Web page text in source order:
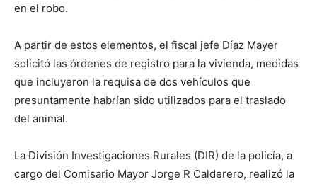
en el robo.
A partir de estos elementos, el fiscal jefe Díaz Mayer
solicitó las órdenes de registro para la vivienda, medidas
que incluyeron la requisa de dos vehículos que
presuntamente habrían sido utilizados para el traslado
del animal.
La División Investigaciones Rurales (DIR) de la policía, a
cargo del Comisario Mayor Jorge R Calderero, realizó la